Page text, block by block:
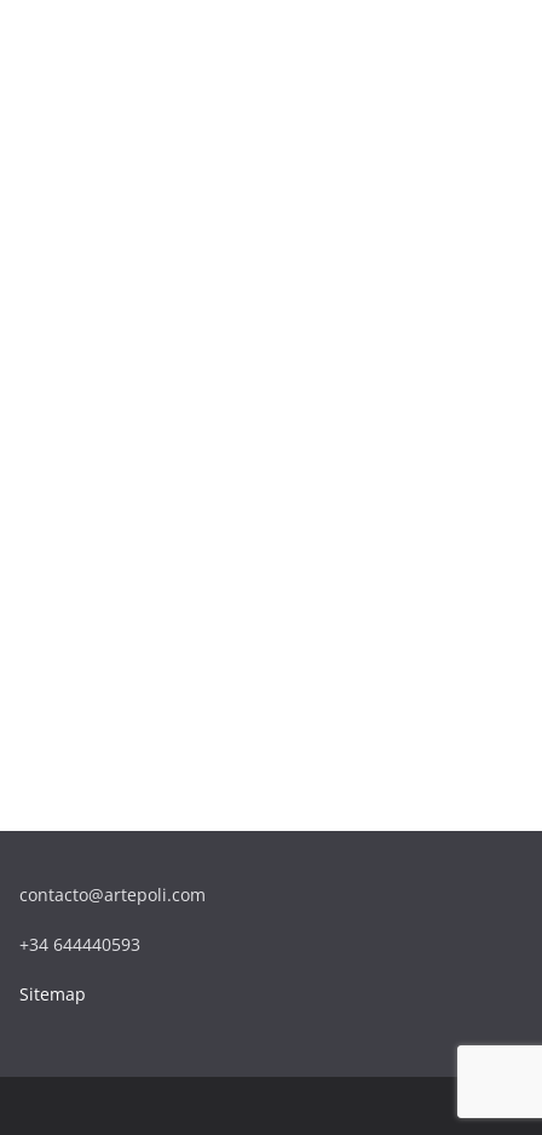
contacto@artepoli.com
+34 644440593
Sitemap